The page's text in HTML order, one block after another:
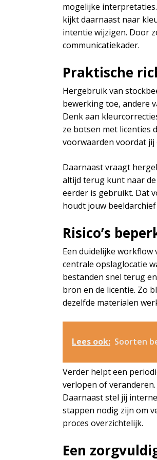
mogelijke
kijkt daarnaast naar
intentie wijzigen. Door
communicatiekader.
Praktische
Hergebruik van
bewerking toe, andere
Denk aan
ze botsen met licenties
voorwaarden voordat jij
Daarnaast vraagt
altijd terug kunt naar
eerder is gebruikt. Dat
houdt jouw
Risico’s
Een duidelijke
centrale opslaglocatie
bestanden snel terug
bron en de licentie. Zo
dezelfde materialen
Lees ook: Soorten
Verder helpt een
verlopen of
Daarnaast stel jij
stappen nodig zijn om
proces overzichtelijk.
Een